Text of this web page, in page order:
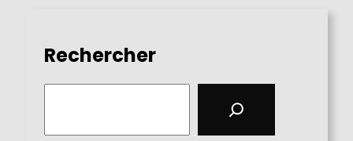
Rechercher